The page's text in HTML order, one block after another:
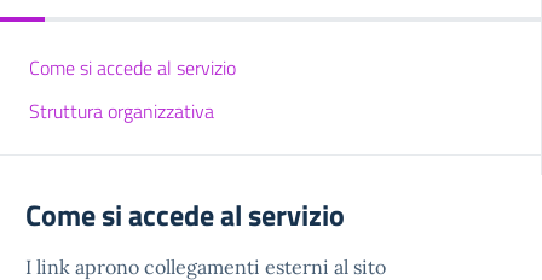
Come si accede al servizio
Struttura organizzativa
Come si accede al servizio
I link aprono collegamenti esterni al sito